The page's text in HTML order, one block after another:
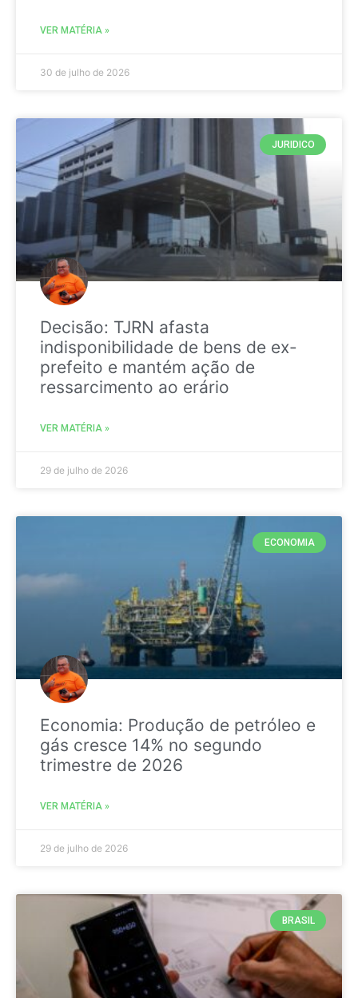
VER MATÉRIA »
30 de julho de 2026
JURIDICO
Decisão: TJRN afasta
indisponibilidade de bens de ex-
prefeito e mantém ação de
ressarcimento ao erário
VER MATÉRIA »
29 de julho de 2026
ECONOMIA
Economia: Produção de petróleo e
gás cresce 14% no segundo
trimestre de 2026
VER MATÉRIA »
29 de julho de 2026
BRASIL